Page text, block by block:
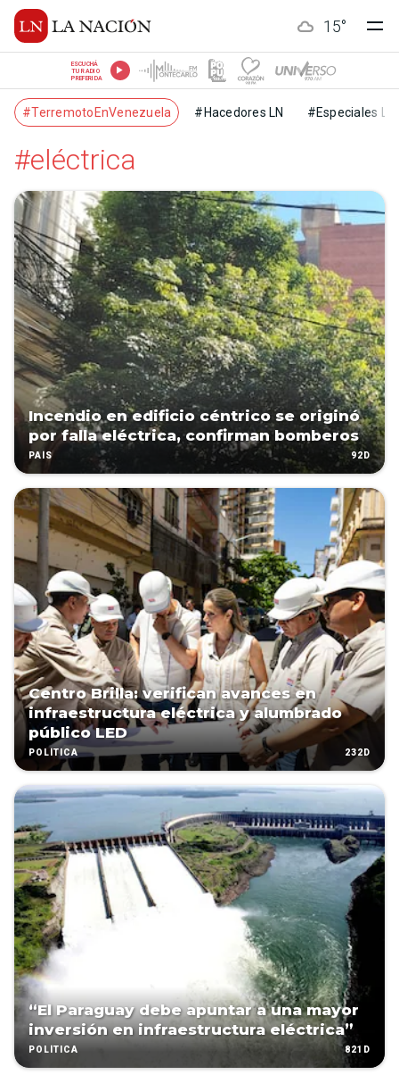
15°
ESCUCHÁ
TU RADIO
PREFERIDA
#TerremotoEnVenezuela #Hacedores LN #Especiales LN
#eléctrica
Incendio en edificio céntrico se originó
por falla eléctrica, confirman bomberos
PAÍS 92D
Centro Brilla: verifican avances en
infraestructura eléctrica y alumbrado
público LED
POLÍTICA 232D
“El Paraguay debe apuntar a una mayor
inversión en infraestructura eléctrica”
POLÍTICA 821D